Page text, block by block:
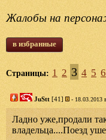
Жалобы на
в избранные
Страницы: 1 2 3 4 5 6
JuStt [41] - 18.03.2013
Ладно уже,продали
владельца....Поезд